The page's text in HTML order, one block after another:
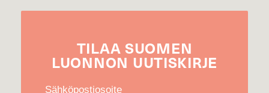
TILAA SUOMEN
LUONNON UUTIS­KIRJE
Sähköpostiosoite